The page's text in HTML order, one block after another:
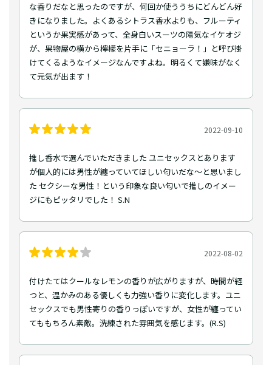
な香りだなと思ったのですが、何回か使ううちにどんどん好
きになりました。よくあるシトラス香水よりも、フルーティ
というか果実感があって、全身白いスーツの陽気なイケオジ
が、果物屋の横から檸檬を片手に「セニョーラ！」と呼び掛
けてくるようなイメージなんですよね。明るくて嫌味がなく
て元気が出ます！
2022-09-10
推し香水で選んでいただきました ユニセックスとあります
が個人的には男性が纏っていてほしい匂いだな～と思いまし
た セクシーな男性！という印象な良い匂いで推しのイメー
ジにもピッタリでした！ S.N
2022-08-02
付けたてはクールなレモンの香りが広がりますが、時間が経
つと、温かみのある優しくも力強い香りに変化します。ユニ
セックスでも男性寄りの香りっぽいですが、女性が纏ってい
てももちろん素敵。洗練された雰囲気を感じます。(R.S)